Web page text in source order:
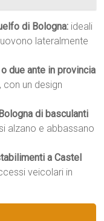
di Bologna: ideali
lateralmente
due ante in provincia
con un design
di basculanti
alzano e abbassano
a Castel
veicolari in